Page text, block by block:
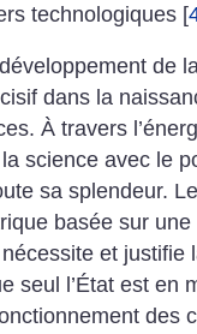
technologiques [
de
dans la
À travers
science avec le
sa splendeur.
basée sur
et justifie
seul l’État est en
des